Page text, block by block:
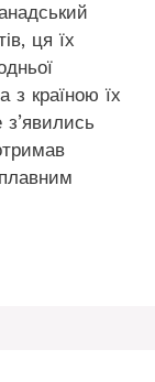
ця їх
з країною їх